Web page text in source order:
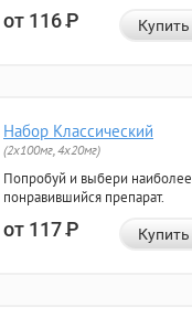
от 116Р Купить
Набор Классический
(2x100мг, 4x20мг)
Попробуй и выбери наиболее
понравившийся препарат.
от 117Р Купить